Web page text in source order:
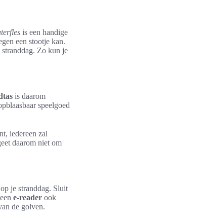
is een handige
een stootje kan.
Zo kun je
is daarom
speelgoed
iedereen zal
daarom niet om
je stranddag. Sluit
e-reader ook
de golven.